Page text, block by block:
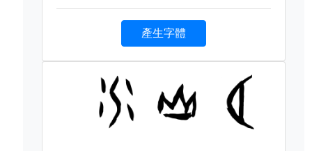
產生字體